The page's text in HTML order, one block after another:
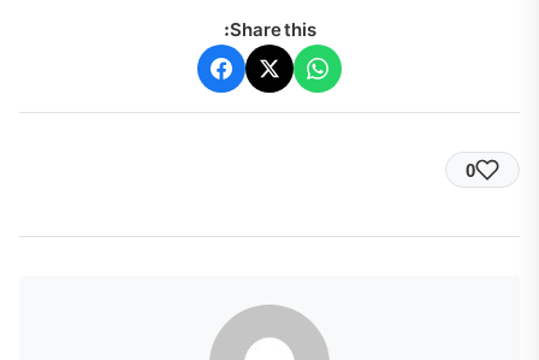
Share this:
0